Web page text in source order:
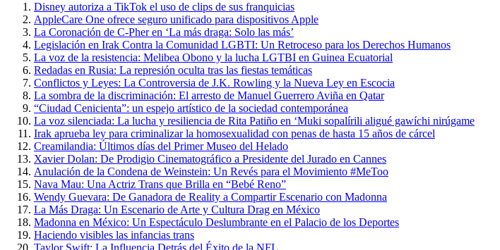
Disney autoriza a TikTok el uso de clips de sus franquicias
AppleCare One ofrece seguro unificado para dispositivos Apple
La Coronación de C-Pher en ‘La más draga: Solo las más’
Legislación en Irak Contra la Comunidad LGBTI: Un Retroceso para los Derechos Humanos
La voz de la resistencia: Melibea Obono y la lucha LGTBI en Guinea Ecuatorial
Redadas en Rusia: La represión oculta tras las fiestas temáticas
Conflictos y Leyes: La Controversia de J.K. Rowling y la Nueva Ley en Escocia
La sombra de la discriminación: El arresto de Manuel Guerrero Aviña en Qatar
“Ciudad Cenicienta”: un espejo artístico de la sociedad contemporánea
La voz silenciada: La lucha y resiliencia de Rita Patiño en ‘Muki sopalírili aligué gawíchi nirúgame
Irak aprueba ley para criminalizar la homosexualidad con penas de hasta 15 años de cárcel
Creamilandia: Últimos días del Primer Museo del Helado
Xavier Dolan: De Prodigio Cinematográfico a Presidente del Jurado en Cannes
Anulación de la Condena de Weinstein: Un Revés para el Movimiento #MeToo
Nava Mau: Una Actriz Trans que Brilla en “Bebé Reno”
Wendy Guevara: De Ganadora de Reality a Compartir Escenario con Madonna
La Más Draga: Un Escenario de Arte y Cultura Drag en México
Madonna en México: Un Espectáculo Deslumbrante en el Palacio de los Deportes
Haciendo visibles las infancias trans
Taylor Swift: La Influencia Detrás del Éxito de la NFL